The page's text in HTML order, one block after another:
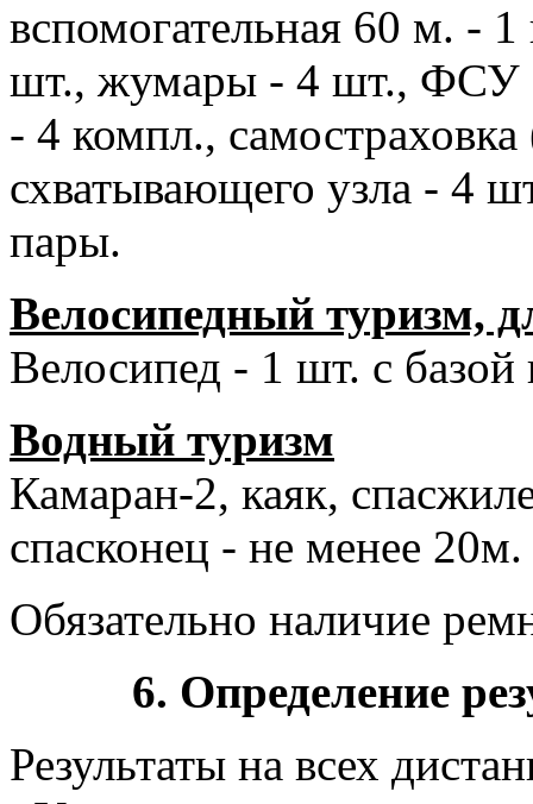
вспомогательная 60 м. -
шт., жумары - 4 шт., ФСУ
- 4 компл.,
схватывающего узла - 4
пары.
Велосипедный туризм,
Велосипед - 1 шт. с
Водный туризм
Камаран-2, каяк,
спасконец - не менее 20м.
Обязательно наличие
6. Определение
Результаты на всех